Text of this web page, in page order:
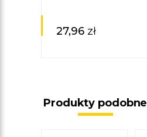
27,96 zł
Produkty podobne